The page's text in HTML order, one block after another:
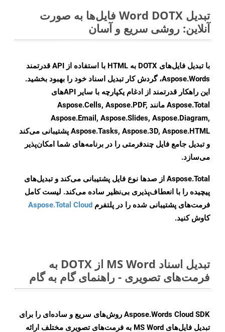
تبدیل Word DOTX فایل‌ها به صورت
آنلاین: روشی سریع و آسان
با تبدیل فایل‌های DOTX به HTML با استفاده از API قدرتمند
Aspose.Words، گردش کار تبدیل اسناد خود را بهبود بخشید.
این راهکار قدرتمند از ادغام یکپارچه با سایر APIهای
Aspose.Total مانند Aspose.Cells, Aspose.PDF,
Aspose.Email, Aspose.Slides, Aspose.Diagram,
Aspose.Tasks, Aspose.3D, Aspose.HTML پشتیبانی می‌کند
و تبدیل جامع فایل چندفرمتی را در برنامه‌های شما امکان‌پذیر
می‌سازد.
Aspose.Total از صدها نوع فایل پشتیبانی می‌کند و تبدیل‌های
پیچیده را با انعطاف‌پذیری بی‌نظیر ساده می‌کند. لیست کامل
فرمت‌های پشتیبانی شده را در پلتفرم Aspose.Total Cloud
کاوش کنید.
تبدیل اسناد MS Word از DOTX به
فرمت‌های تصویری - راهنمای گام به گام
Aspose.Words Cloud SDK روش‌های سریع و ساده‌ای را برای
تبدیل فایل‌های MS Word به فرمت‌های تصویری مختلف ارائه